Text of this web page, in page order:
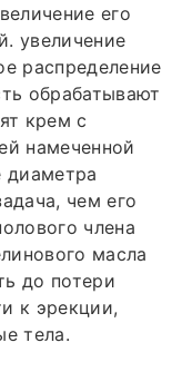
его
увеличение
распределение
обрабатывают
крем с
намеченной
диаметра
чем его
члена
масла
до потери
к эрекции,
тела.